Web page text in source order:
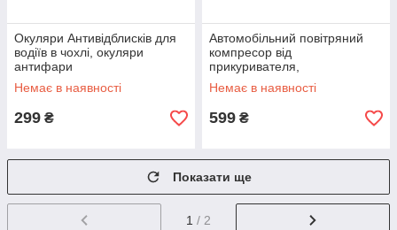
Окуляри Антивідблисків для
водіїв в чохлі, окуляри
антифари
Немає в наявності
299 ₴
Автомобільний повітряний
компресор від
прикуривателя,
автокомпресор, насос для
підкачування шин автомобіля
Немає в наявності
599 ₴
Показати ще
1 / 2